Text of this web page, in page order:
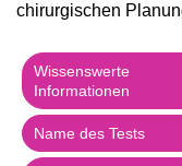
chirurgischen
Wissenswerte
Informationen
Name des Tests